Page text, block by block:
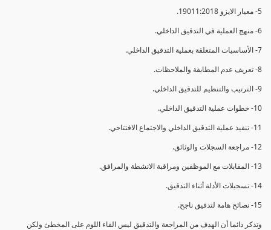
5- معيار الايزو 19011:2018.
6- منهج العملية في التدقيق الداخلي.
7- الأساسيات المتعلقة بعملية التدقيق الداخلي.
8- تعريف عدم المطابقة والملاحظات.
9- الترتيب والتنظيم للتدقيق الداخلي.
10- خطوات عملية التدقيق الداخلي.
11- تنفيذ عملية التدقيق الداخلي والاجتماع الافتتاحي.
12- مراجعة السجلات والوثائق.
13- المقابلات مع الموظفين ومراقبة الانشطة والمرافق.
14- تسجيلات الأدلة أثناء التدقيق.
15- نصائح هامة لتدقيق ناجح.
وتذكر دائما أن الهدف من المراجعة والتدقيق ليس القاء اللوم على المخطئ ولكن